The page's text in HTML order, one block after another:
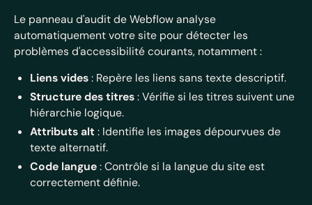
Le panneau d'audit de Webflow analyse
automatiquement votre site pour détecter les
problèmes d'accessibilité courants, notamment :
Liens vides: Repère les liens sans texte descriptif.
Structure des titres: Vérifie si les titres suivent une
hiérarchie logique.
Attributs alt : Identifie les images dépourvues de
texte alternatif.
Code langue: Contrôle si la langue du site est
correctement définie.